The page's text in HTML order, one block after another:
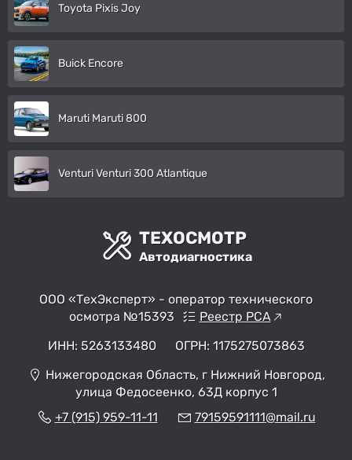
Toyota Pixis Joy
Buick Encore
Maruti Maruti 800
Venturi Venturi 300 Atlantique
ТЕХОСМОТР
Автодиагностика
ООО «ТехЭксперт» - оператор технического
осмотра №15393
Реестр РСА
ИНН: 5263133480
ОГРН: 1175275073863
Нижегородская Область, г Нижний Новгород,
улица Федосеенко, 63Д корпус 1
+7 (915) 959-11-11
79159591111@mail.ru